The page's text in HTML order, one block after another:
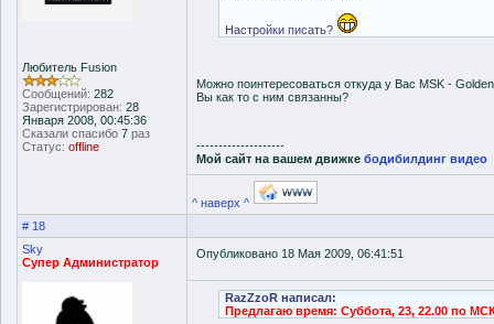
Любитель Fusion
Сообщений: 282
Зарегистрирован: 28
Января 2008, 00:45:36
Сказали спасибо 7 раз
Статус: offline
Настройки писать?
Можно поинтересоваться откуда у Вас MSK -
Вы как то с ним связанны?
--------------------
Мой сайт на вашем движке бодибилдинг видео
^ наверх ^
# 18
Sky
Супер Администратор
Опубликовано 18 Мая 2009, 06:41:51
RazZzoR написал:
Предлагаю время: Суббота, 23, 22.00 по